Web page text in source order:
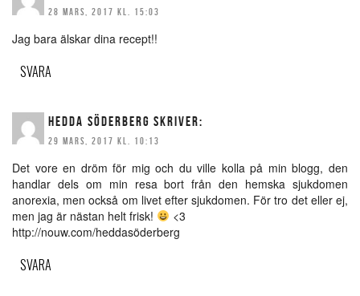
28 MARS, 2017 KL. 15:03
Jag bara älskar dina recept!!
SVARA
HEDDA SÖDERBERG SKRIVER:
29 MARS, 2017 KL. 10:13
Det vore en dröm för mig och du ville kolla på min blogg, den
handlar dels om min resa bort från den hemska sjukdomen
anorexia, men också om livet efter sjukdomen. För tro det eller ej,
men jag är nästan helt frisk!
<3
http://nouw.com/heddasöderberg
SVARA